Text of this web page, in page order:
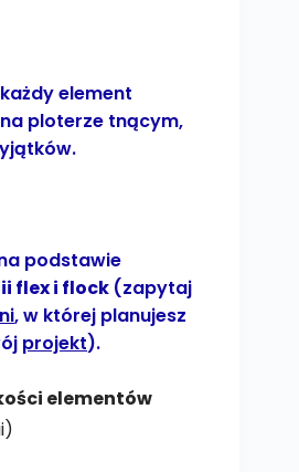
element
ploterze tnącym,
podstawie
flex i flock (zapytaj
, w której planujesz
projekt).
elementów